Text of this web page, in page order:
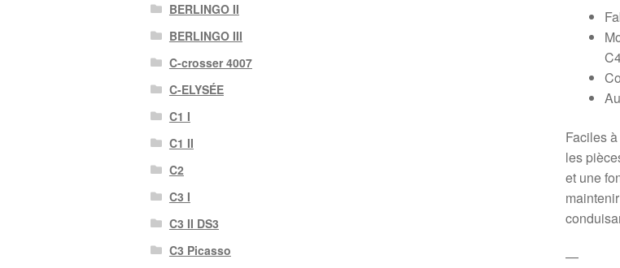
Faciles
les
et une
—
BERLINGO II
BERLINGO III
C-crosser 4007
C-ELYSÉE
C1 I
C1 II
C2
C3 I
C3 II DS3
C3 Picasso